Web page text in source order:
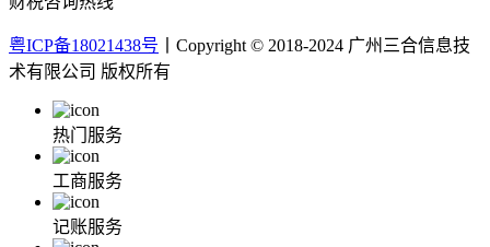
粤ICP备18021438号 丨Copyright © 2018-2024 广州三合信息技
术有限公司 版权所有
热门服务
工商服务
记账服务